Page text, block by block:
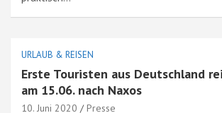
URLAUB & REISEN
Erste Touristen aus Deutschland
am 15.06. nach Naxos
10. Juni 2020 Presse